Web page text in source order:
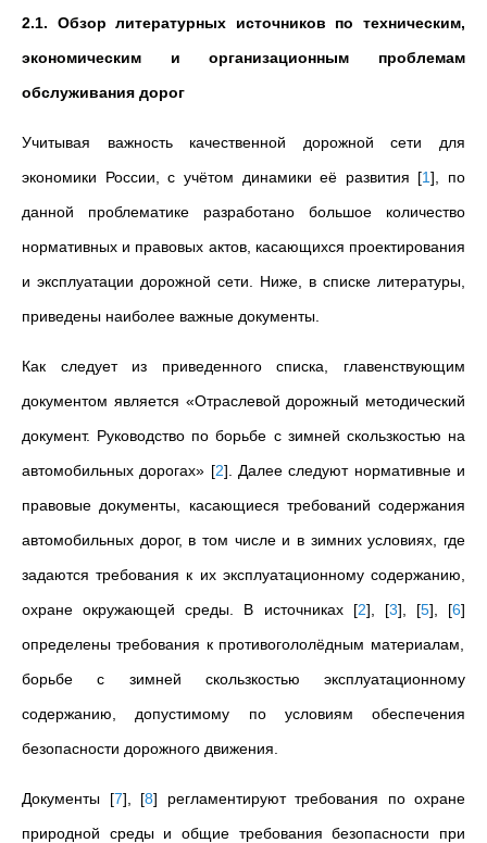
2.1. Обзор литературных источников по техническим,
экономическим и организационным проблемам
обслуживания дорог
Учитывая важность качественной дорожной сети для
экономики России, с учётом динамики её развития [1] , по
данной проблематике разработано большое количество
нормативных и правовых актов, касающихся проектирования
и эксплуатации дорожной сети. Ниже, в списке литературы,
приведены наиболее важные документы.
Как следует из приведенного списка, главенствующим
документом является «Отраслевой дорожный методический
документ. Руководство по борьбе с зимней скользкостью на
автомобильных дорогах» [2] . Далее следуют нормативные и
правовые документы, касающиеся требований содержания
автомобильных дорог, в том числе и в зимних условиях, где
задаются требования к их эксплуатационному содержанию,
охране окружающей среды. В источниках [2] [3] [5] [6]
определены требования к противогололёдным материалам,
борьбе с зимней скользкостью эксплуатационному
содержанию, допустимому по условиям обеспечения
безопасности дорожного движения.
Документы [7] [8] регламентируют требования по охране
природной среды и общие требования безопасности при